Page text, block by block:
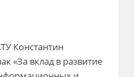
Константин
«За вклад в развитие